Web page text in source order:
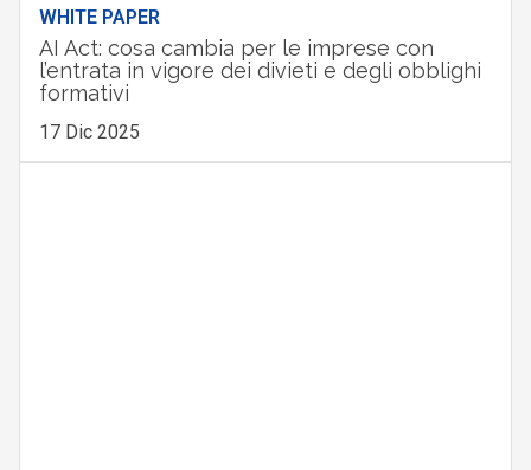
WHITE PAPER
AI Act: cosa cambia per le imprese con
l’entrata in vigore dei divieti e degli obblighi
formativi
17 Dic 2025